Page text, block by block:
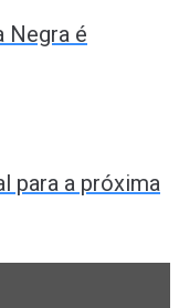
Negra é
para a próxima